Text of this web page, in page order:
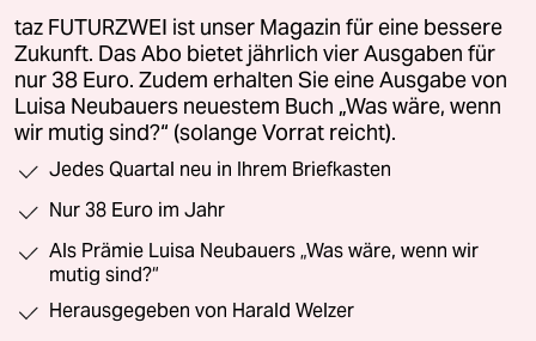
taz FUTURZWEI ist unser Magazin für eine bessere
Zukunft. Das Abo bietet jährlich vier Ausgaben für
nur 38 Euro. Zudem erhalten Sie eine Ausgabe von
Luisa Neubauers neuestem Buch „Was wäre, wenn
wir mutig sind?“ (solange Vorrat reicht).
Jedes Quartal neu in Ihrem Briefkasten
Nur 38 Euro im Jahr
Als Prämie Luisa Neubauers „Was wäre, wenn wir
mutig sind?“
Herausgegeben von Harald Welzer